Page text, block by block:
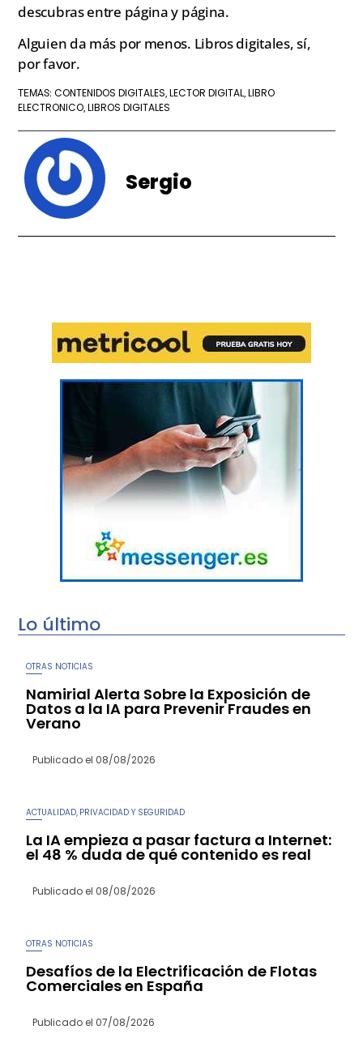
descubras entre página y página.
Alguien da más por menos. Libros digitales, sí,
por favor.
TEMAS:CONTENIDOS DIGITALES ,LECTOR DIGITAL ,LIBRO
ELECTRONICO ,LIBROS DIGITALES
Sergio
Lo último
OTRAS NOTICIAS
Namirial Alerta Sobre la Exposición de
Datos a la IA para Prevenir Fraudes en
Verano
Publicado el 08/08/2026
ACTUALIDAD PRIVACIDAD Y SEGURIDAD
La IA empieza a pasar factura a Internet:
el 48 % duda de qué contenido es real
Publicado el 08/08/2026
OTRAS NOTICIAS
Desafíos de la Electrificación de Flotas
Comerciales en España
Publicado el 07/08/2026